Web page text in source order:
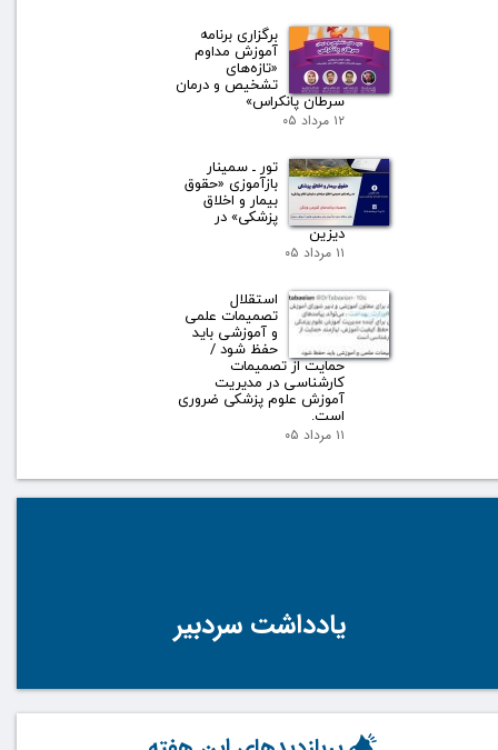
برگزاری برنامه
آموزش مداوم
«تازه‌های
تشخیص و درمان
سرطان پانکراس»
۱۲ مرداد ۰۵
تور ـ سمینار
بازآموزی «حقوق
بیمار و اخلاق
پزشکی» در
دیزین
۱۱ مرداد ۰۵
استقلال
تصمیمات علمی
و آموزشی باید
حفظ شود /
حمایت از تصمیمات
کارشناسی در مدیریت
آموزش علوم پزشکی ضروری
است.
۱۱ مرداد ۰۵
یادداشت سردبیر